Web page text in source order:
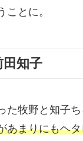
ことに。
知子
た牧野と知子
あまりにもヘ